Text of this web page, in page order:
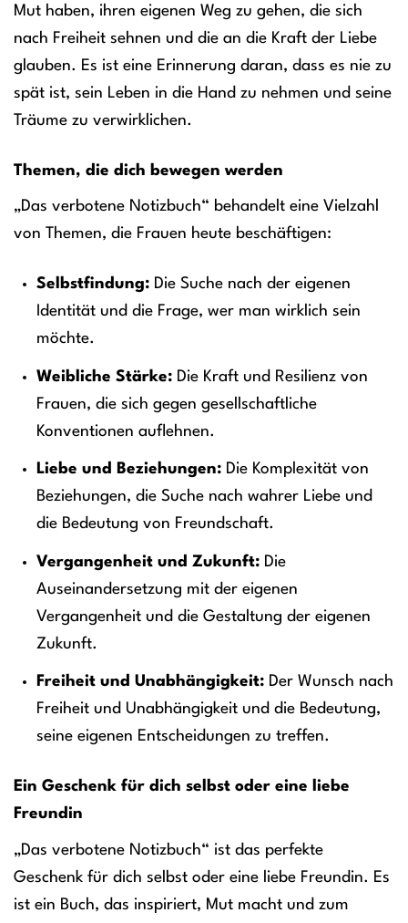
Mut haben, ihren eigenen Weg zu gehen, die sich
nach Freiheit sehnen und die an die Kraft der Liebe
glauben. Es ist eine Erinnerung daran, dass es nie zu
spät ist, sein Leben in die Hand zu nehmen und seine
Träume zu verwirklichen.
Themen, die dich bewegen werden
„Das verbotene Notizbuch“ behandelt eine Vielzahl
von Themen, die Frauen heute beschäftigen:
Selbstfindung:Die Suche nach der eigenen
Identität und die Frage, wer man wirklich sein
möchte.
Weibliche Stärke:Die Kraft und Resilienz von
Frauen, die sich gegen gesellschaftliche
Konventionen auflehnen.
Liebe und Beziehungen:Die Komplexität von
Beziehungen, die Suche nach wahrer Liebe und
die Bedeutung von Freundschaft.
Vergangenheit und Zukunft:Die
Auseinandersetzung mit der eigenen
Vergangenheit und die Gestaltung der eigenen
Zukunft.
Freiheit und Unabhängigkeit:Der Wunsch nach
Freiheit und Unabhängigkeit und die Bedeutung,
seine eigenen Entscheidungen zu treffen.
Ein Geschenk für dich selbst oder eine liebe
Freundin
„Das verbotene Notizbuch“ ist das perfekte
Geschenk für dich selbst oder eine liebe Freundin. Es
ist ein Buch, das inspiriert, Mut macht und zum